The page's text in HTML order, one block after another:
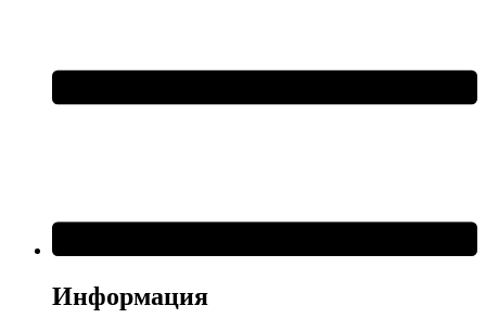
Информация